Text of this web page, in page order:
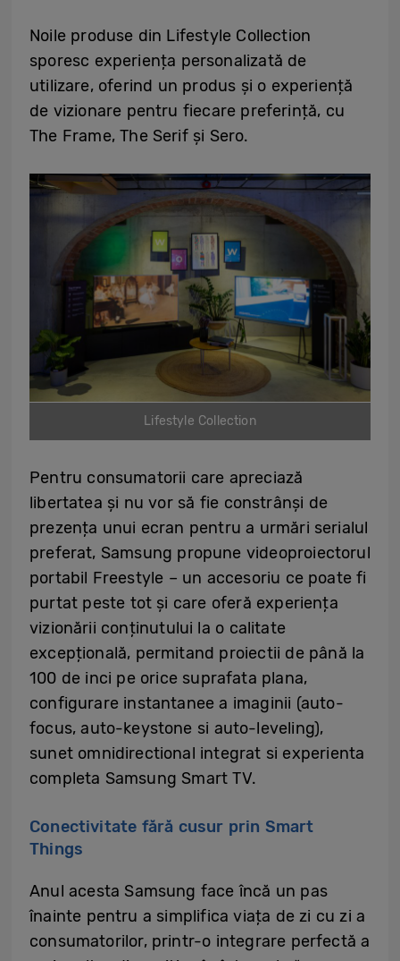
Noile produse din Lifestyle Collection
sporesc experiența personalizată de
utilizare, oferind un produs și o experiență
de vizionare pentru fiecare preferință, cu
The Frame, The Serif și Sero.
Lifestyle Collection
Pentru consumatorii care apreciază
libertatea și nu vor să fie constrânși de
prezența unui ecran pentru a urmări serialul
preferat, Samsung propune videoproiectorul
portabil Freestyle – un accesoriu ce poate fi
purtat peste tot și care oferă experiența
vizionării conținutului la o calitate
excepțională, permitand proiectii de până la
100 de inci pe orice suprafata plana,
configurare instantanee a imaginii (auto-
focus, auto-keystone si auto-leveling),
sunet omnidirectional integrat si experienta
completa Samsung Smart TV.
Conectivitate fără cusur prin Smart
Things
Anul acesta Samsung face încă un pas
înainte pentru a simplifica viața de zi cu zi a
consumatorilor, printr-o integrare perfectă a